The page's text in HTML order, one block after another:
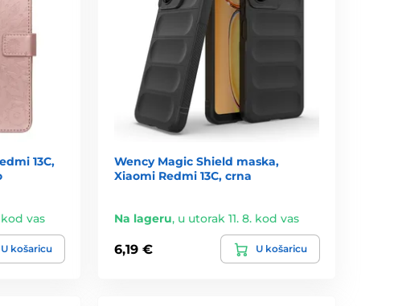
13C,
kod vas
U košaricu
Wency Magic Shield maska,
Xiaomi Redmi 13C, crna
Na lageru, u utorak 11. 8. kod vas
6,19 € U košaricu